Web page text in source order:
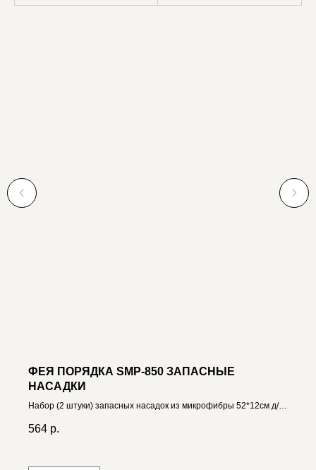
ФЕЯ ПОРЯДКА SMP-850 ЗАПАСНЫЕ
НАСАДКИ
Набор (2 штуки) запасных насадок из микрофибры 52*12см д/
564 р.